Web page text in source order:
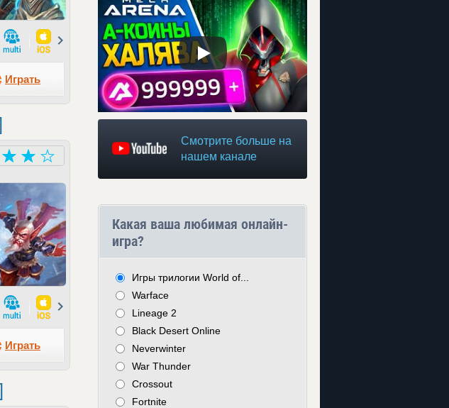
Играть
Играть
Смотрите больше на
нашем канале
Какая ваша любимая онлайн-
игра?
Игры трилогии World of...
Warface
Lineage 2
Black Desert Online
Neverwinter
War Thunder
Crossout
Fortnite